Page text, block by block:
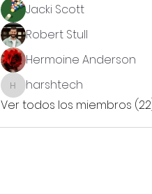
Jacki Scott
Robert Stull
Hermoine Anderson
harshtech
harshtech
Ver todos los miembros